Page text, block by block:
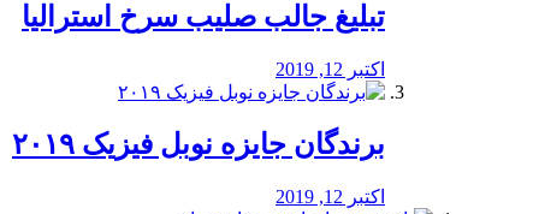
تبلیغ جالب صلیب سرخ استرالیا
اکتبر 12, 2019
برندگان جایزه نوبل فیزیک ۲۰۱۹
اکتبر 12, 2019